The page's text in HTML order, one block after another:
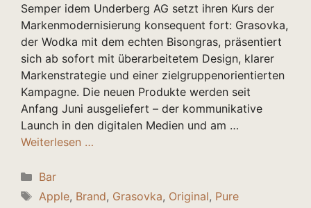
Semper idem Underberg AG setzt ihren Kurs der
Markenmodernisierung konsequent fort: Grasovka,
der Wodka mit dem echten Bisongras, präsentiert
sich ab sofort mit überarbeitetem Design, klarer
Markenstrategie und einer zielgruppenorientierten
Kampagne. Die neuen Produkte werden seit
Anfang Juni ausgeliefert – der kommunikative
Launch in den digitalen Medien und am …
Weiterlesen …
Kategorien
Bar
Schlagwörter
Apple, Brand, Grasovka, Original, Pure